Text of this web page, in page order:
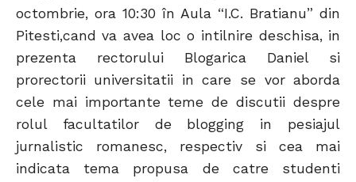
octombrie, ora 10:30 în Aula “I.C. Bratianu” din
Pitesti,cand va avea loc o intilnire deschisa, in
prezenta rectorului Blogarica Daniel si
prorectorii universitatii in care se vor aborda
cele mai importante teme de discutii despre
rolul facultatilor de blogging in pesiajul
jurnalistic romanesc, respectiv si cea mai
indicata tema propusa de catre studenti